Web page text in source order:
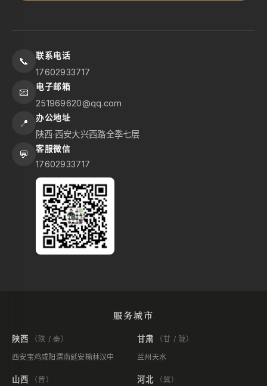
📞 联系电话
17602933717
📧 电子邮箱
251969620@qq.com
📍 办公地址
陕西·西安大兴西路全季七层
💬 客服微信
17602933717
服务城市
陕西
（陕 / 秦）
西安宝鸡咸阳 渭南延安榆林汉中
甘肃
（甘 / 陇）
兰州 天水
山西 （晋） 河北 （冀）